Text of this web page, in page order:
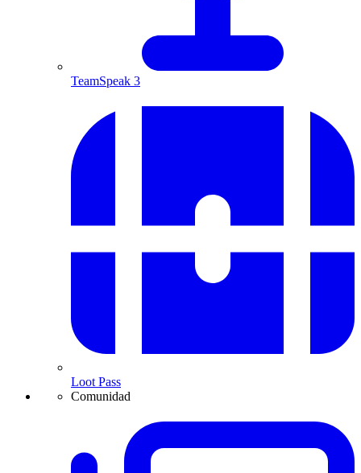
TeamSpeak 3
Loot Pass
Comunidad